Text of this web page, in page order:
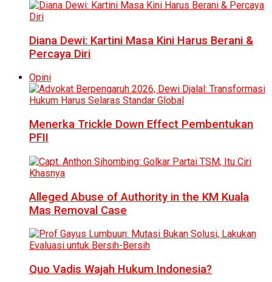
Diana Dewi: Kartini Masa Kini Harus Berani &
Percaya Diri
Opini
Menerka Trickle Down Effect Pembentukan
PFII
Alleged Abuse of Authority in the KM Kuala
Mas Removal Case
Quo Vadis Wajah Hukum Indonesia?